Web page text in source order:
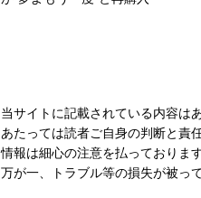
当サイトに記載されている内容は
あたっては読者ご自身の判断と責
情報は細心の注意を払っておりま
万が一、トラブル等の損失が被っ